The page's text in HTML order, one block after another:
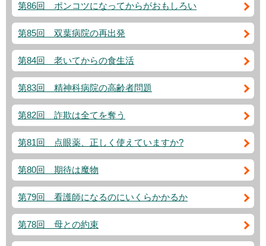
第86回 ポンコツになってからがおもしろい
第85回 双葉病院の再出発
第84回 老いてからの食生活
第83回 精神科病院の高齢者問題
第82回 詐欺は全てを奪う
第81回 点眼薬、正しく使えていますか?
第80回 期待は魔物
第79回 看護師になるのにいくらかかるか
第78回 母との約束